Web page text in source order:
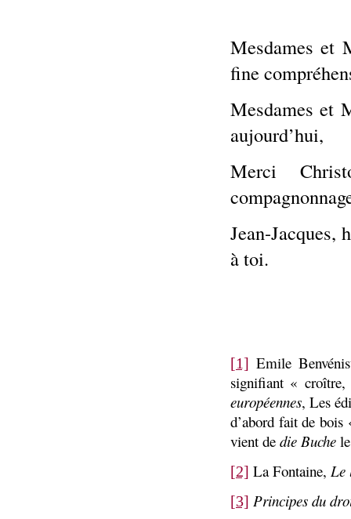
Mesdames et
fine
Mesdames et
aujourd’hui,
Merci
Jean-
à toi.
[1] Emile
signifiant «
européennes, Les
d’abord fait de
vient de die Buchele
[2] La Fontaine, Le
[3] Principes du